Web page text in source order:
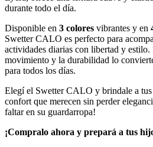
durante todo el día.
Disponible en 3 colores vibrantes y en
Swetter CALO es perfecto para
actividades diarias con libertad y estilo.
movimiento y la durabilidad lo
para todos los días.
Elegí el Swetter CALO y brindale a
confort que merecen sin perder
faltar en su guardarropa!
¡Compralo ahora y prepará a tus